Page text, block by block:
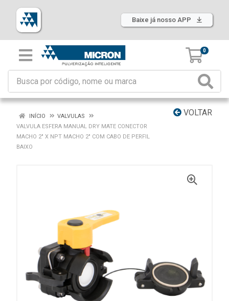
Baixe já nosso APP
0
VOLTAR
INÍCIO
VALVULAS
VALVULA ESFERA MANUAL DRY MATE CONECTOR
MACHO 2" X NPT MACHO 2" COM CABO DE PERFIL
BAIXO